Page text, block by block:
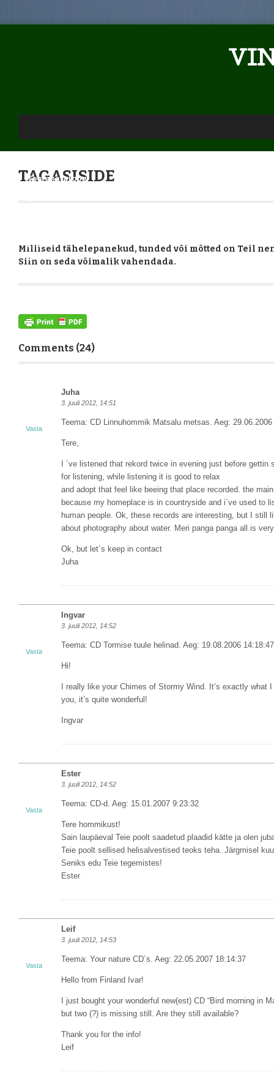
Tootekataloog
Õhk
Linnud
Erinev
TAGASISIDE
Milliseid tähelepanekud, tunded või mõtted on Teil
Siin on seda võimalik vahendada.
Comments (24)
Juha
3. juuli 2012, 14:51
Teema: CD Linnuhommik Matsalu metsas. Aeg: 29.06.2006
Tere,
I ´ve listened that rekord twice in evening just before
for listening, while listening it is good to relax
and adopt that feel like beeing that place recorded. the
because my homeplace is in countryside and i´ve used to
human people. Ok, these records are interesting, but I
about photography about water. Meri panga panga all is
Ok, but let`s keep in contact
Juha
Vasta
Ingvar
3. juuli 2012, 14:52
Teema: CD Tormise tuule helinad. Aeg: 19.08.2006
Hi!
I really like your Chimes of Stormy Wind. It’s exactly
you, it’s quite wonderful!
Ingvar
Vasta
Ester
3. juuli 2012, 14:52
Teema: CD-d. Aeg: 15.01.2007 9:23:32
Tere hommikust!
Sain laupäeval Teie poolt saadetud plaadid kätte ja olen
Teie poolt sellised helisalvestised teoks teha. Järgmisel
Seniks edu Teie tegemistes!
Ester
Vasta
Leif
3. juuli 2012, 14:53
Teema: Your nature CD´s. Aeg: 22.05.2007 18:14:37
Hello from Finland Ivar!
I just bought your wonderful new(est) CD “Bird morning
but two (?) is missing still. Are they still available?
Thank you for the info!
Leif
Vasta